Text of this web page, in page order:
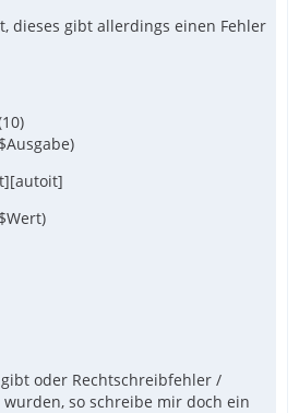
dieses gibt allerdings einen Fehler
oder Rechtschreibfehler /
so schreibe mir doch ein